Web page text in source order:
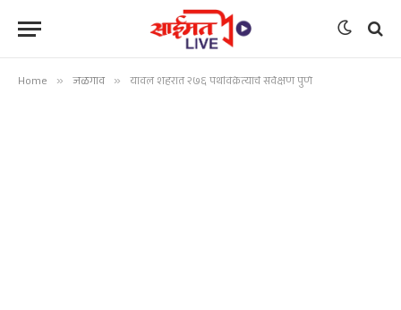
Home » जळगाव » यावल शहरात २७६ पथविक्रेत्यांचे सर्वेक्षण पुर्ण